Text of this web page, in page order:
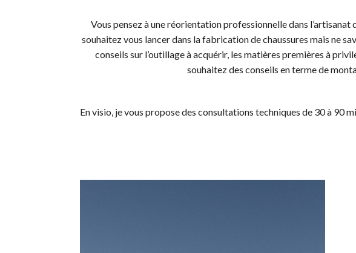
Vous pensez à une réorientation professionnelle dans l’artisanat
souhaitez vous lancer dans la fabrication de chaussures mais ne
conseils sur l’outillage à acquérir, les matières premières à
souhaitez des conseils en terme de
En visio, je vous propose des consultations techniques de 30 à 90